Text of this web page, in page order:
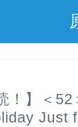
！】＜
Just